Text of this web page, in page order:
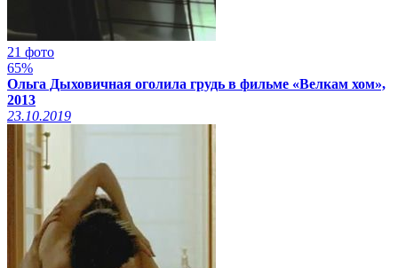
21 фото
65%
Ольга Дыховичная оголила грудь в фильме «Велкам хом»,
2013
23.10.2019